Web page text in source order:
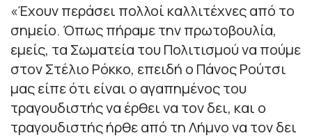
«Έχουν περάσει πολλοί καλλιτέχνες από το
σημείο. Όπως πήραμε την πρωτοβουλία,
εμείς, τα Σωματεία του Πολιτισμού να πούμε
στον Στέλιο Ρόκκο, επειδή ο Πάνος Ρούτσι
μας είπε ότι είναι ο αγαπημένος του
τραγουδιστής να έρθει να τον δει, και ο
τραγουδιστής ήρθε από τη Λήμνο να τον δει